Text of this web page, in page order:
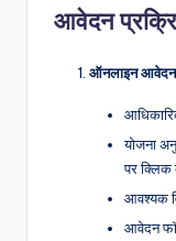
आवेदन
ऑनलाइन
योजना
पर क्लिक
आवश्यक
आवेदन